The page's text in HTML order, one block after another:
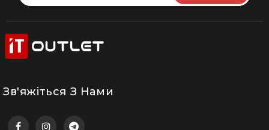
Зв'яжіться З Нами